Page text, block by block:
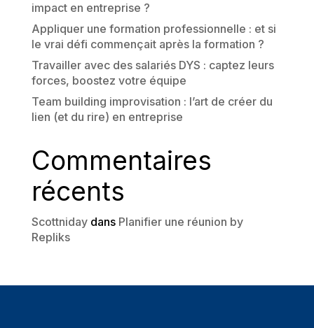
impact en entreprise ?
Appliquer une formation professionnelle : et si
le vrai défi commençait après la formation ?
Travailler avec des salariés DYS : captez leurs
forces, boostez votre équipe
Team building improvisation : l’art de créer du
lien (et du rire) en entreprise
Commentaires
récents
Scottnidaydans Planifier une réunion by
Repliks